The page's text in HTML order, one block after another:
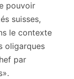
pouvoir
suisses,
le contexte
oligarques
par